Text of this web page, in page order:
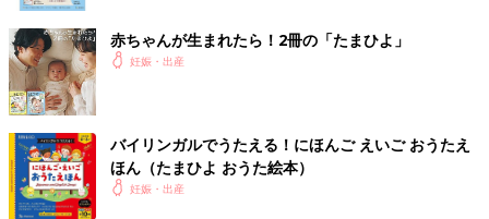
赤ちゃんが生まれたら！2冊の「たまひよ」
妊娠・出産
バイリンガルでうたえる！にほんご えいご おうたえ
ほん（たまひよ おうた絵本）
妊娠・出産